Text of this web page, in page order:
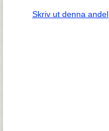
Skriv ut denna andel